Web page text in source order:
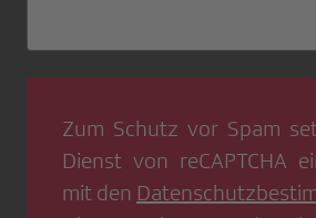
Zum Schutz vor Spam
Dienst von reCAPTCHA
mit den